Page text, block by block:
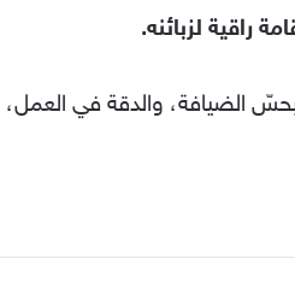
راقية لزبائنه.
الضيافة، والدقة في العمل،